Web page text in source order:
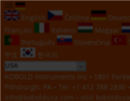
English
Čeština
Français
Italiano Magyar
Português
Slovenčina
中文
한국의
KOBOLD Instruments Inc • 1801
Pittsburgh, PA • Tel:
+1 412 788 2830
info@koboldusa.com • visit